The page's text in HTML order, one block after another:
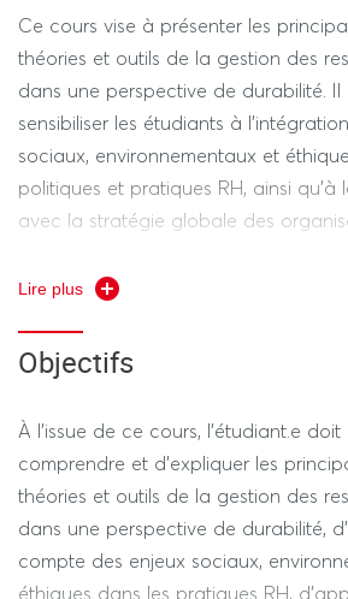
Ce cours vise à présenter les
théories et outils de la gestion des
dans une perspective de durabilité.
sensibiliser les étudiants à
sociaux, environnementaux et
politiques et pratiques RH, ainsi qu’à
avec la stratégie globale des
des processus et dispositifs RH, en
les interactions entre les pratiques RH,
transformations du travail, les
prenantes et les défis contemporains
inclusion). Une attention particulière
entre niveaux stratégique,
afin de comprendre comment les
soutenir des modèles de
soutenables.
Lire plus
Objectifs
À l’issue de ce cours, l’étudiant.e
comprendre et d’expliquer les
théories et outils de la gestion des
dans une perspective de durabilité,
compte des enjeux sociaux,
éthiques dans les pratiques RH,